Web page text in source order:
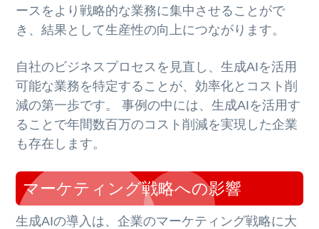
ースをより戦略的な業務に集中させることがで
き、結果として生産性の向上につながります。
自社のビジネスプロセスを見直し、生成AIを活用
可能な業務を特定することが、効率化とコスト削
減の第一歩です。 事例の中には、生成AIを活用す
ることで年間数百万のコスト削減を実現した企業
も存在します。
マーケティング戦略への影響
生成AIの導入は、企業のマーケティング戦略に大